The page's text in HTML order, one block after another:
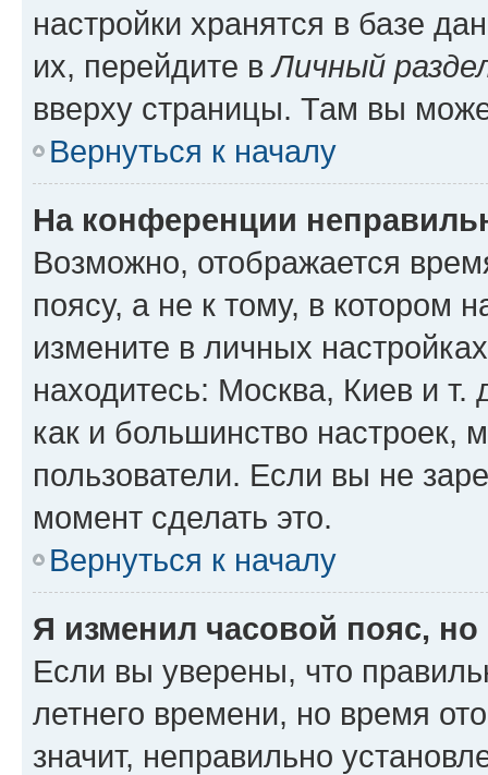
настройки хранятся в базе
их, перейдите вЛичный
вверху страницы. Там вы
Вернуться к началу
На конференции
Возможно, отображается
поясу, а не к тому, в котором
измените в личных
находитесь: Москва, Киев и т.
как и большинство настроек,
пользователи. Если вы не
момент сделать это.
Вернуться к началу
Я изменил часовой пояс,
Если вы уверены, что
летнего времени, но время
значит, неправильно